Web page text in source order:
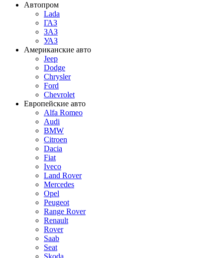
Автопром
Lada
ГАЗ
ЗАЗ
УАЗ
Американские авто
Jeep
Dodge
Chrysler
Ford
Chevrolet
Европейские авто
Alfa Romeo
Audi
BMW
Citroen
Dacia
Fiat
Iveco
Land Rover
Mercedes
Opel
Peugeot
Range Rover
Renault
Rover
Saab
Seat
Skoda